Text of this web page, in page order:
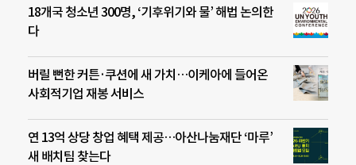
18개국 청소년 300명, ‘기후위기와 물’ 해법 논의한
다
버릴 뻔한 커튼·쿠션에 새 가치…이케아에 들어온
사회적기업 재봉 서비스
연 13억 상당 창업 혜택 제공…아산나눔재단 ‘마루’
새 배치팀 찾는다